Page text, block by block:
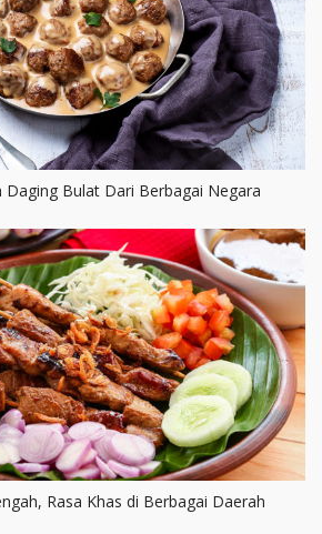
Daging Bulat Dari Berbagai Negara
Rasa Khas di Berbagai Daerah